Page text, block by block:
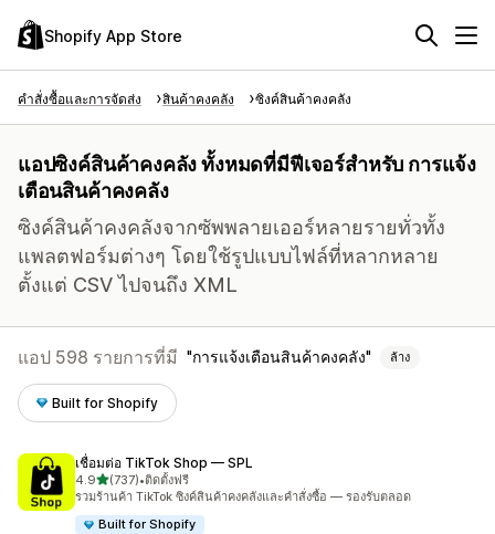
Shopify App Store
คำสั่งซื้อและการจัดส่ง สินค้าคงคลัง ซิงค์สินค้าคงคลัง
แอปซิงค์สินค้าคงคลัง ทั้งหมดที่มีฟีเจอร์สำหรับ การแจ้ง
เตือนสินค้าคงคลัง
ซิงค์สินค้าคงคลังจากซัพพลายเออร์หลายรายทั่วทั้ง
แพลตฟอร์มต่างๆ โดยใช้รูปแบบไฟล์ที่หลากหลาย
ตั้งแต่ CSV ไปจนถึง XML
แอป 598 รายการที่มี การแจ้งเตือนสินค้าคงคลัง ล้าง
Built for Shopify
เชื่อมต่อ TikTok Shop — SPL
4.9เต็ม 5 ดาว
(737)
ทั้งหมด 737 รีวิว
•ติดตั้งฟรี
รวมร้านค้า TikTok ซิงค์สินค้าคงคลังและคำสั่งซื้อ — รองรับตลอด
Built for Shopify